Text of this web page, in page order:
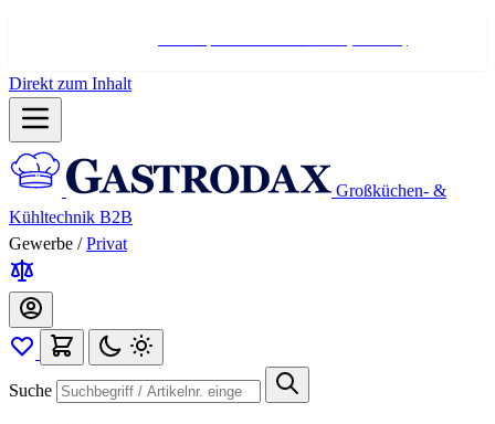
Direkt zum Inhalt
Großküchen- &
Kühltechnik B2B
Gewerbe / Privat
Suche